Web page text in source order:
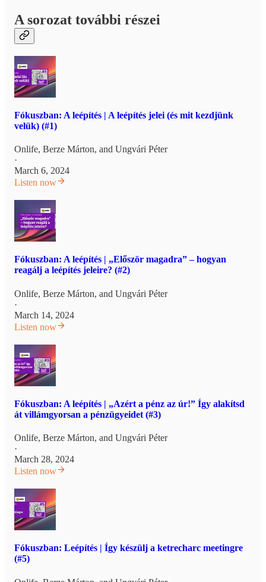
A sorozat további részei
Fókuszban: A leépítés | A leépítés jelei (és mit kezdjünk
velük) (#1)
Onlife, Berze Márton, and Ungvári Péter
·
March 6, 2024
Listen now
Fókuszban: A leépítés | „Először magadra” – hogyan
reagálj a leépítés jeleire? (#2)
Onlife, Berze Márton, and Ungvári Péter
·
March 14, 2024
Listen now
Fókuszban: A leépítés | „Azért a pénz az úr!” Így alakítsd
át villámgyorsan a pénzügyeidet (#3)
Onlife, Berze Márton, and Ungvári Péter
·
March 28, 2024
Listen now
Fókuszban: Leépítés | Így készülj a ketrecharc meetingre
(#5)